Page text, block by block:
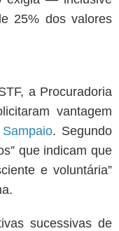
25% dos valores
a Procuradoria
vantagem
. Segundo
que indicam que
e voluntária”
sucessivas de